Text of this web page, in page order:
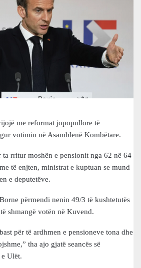
me reformat jopopullore të
votimin në Asamblenë Kombëtare.
rritur moshën e pensionit nga 62 në 64
të enjten, ministrat e kuptuan se mund
e deputetëve.
përmendi nenin 49/3 të kushtetutës
shmangë votën në Kuvend.
për të ardhmen e pensioneve tona dhe
tha ajo gjatë seancës së
Ulët.